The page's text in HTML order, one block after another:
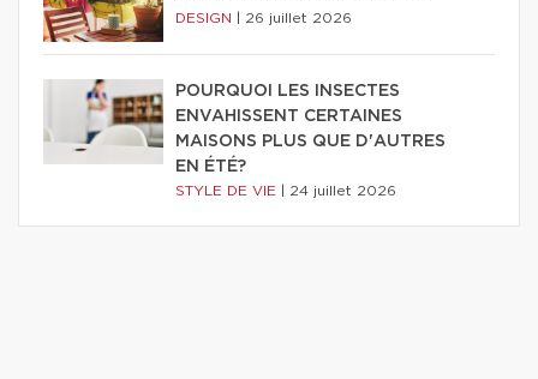
DESIGN 26 juillet 2026
POURQUOI LES INSECTES
ENVAHISSENT CERTAINES
MAISONS PLUS QUE D'AUTRES
EN ÉTÉ?
STYLE DE VIE 24 juillet 2026